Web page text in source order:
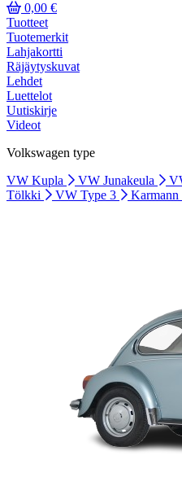
0,00 €
Tuotteet
Tuotemerkit
Lahjakortti
Räjäytyskuvat
Lehdet
Luettelot
Uutiskirje
Videot
Volkswagen type
VW Kupla
VW Junakeula
Tölkki
VW Type 3 Karmann